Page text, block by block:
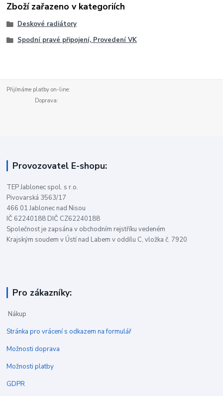
Zboží zařazeno v kategoriích
Deskové radiátory
Spodní pravé připojení, Provedení VK
Přijímáme platby on-line:
Doprava:
Provozovatel E-shopu:
TEP Jablonec spol. s r.o.
Pivovarská 3563/17
466 01 Jablonec nad Nisou
IČ 62240188 DIČ CZ62240188
Společnost je zapsána v obchodním rejstříku vedeném
Krajským soudem v Ústí nad Labem v oddílu C, vložka č. 7920
Pro zákazníky:
Nákup
Stránka pro vrácení s odkazem na formulář
Možnosti doprava
Možnosti platby
GDPR